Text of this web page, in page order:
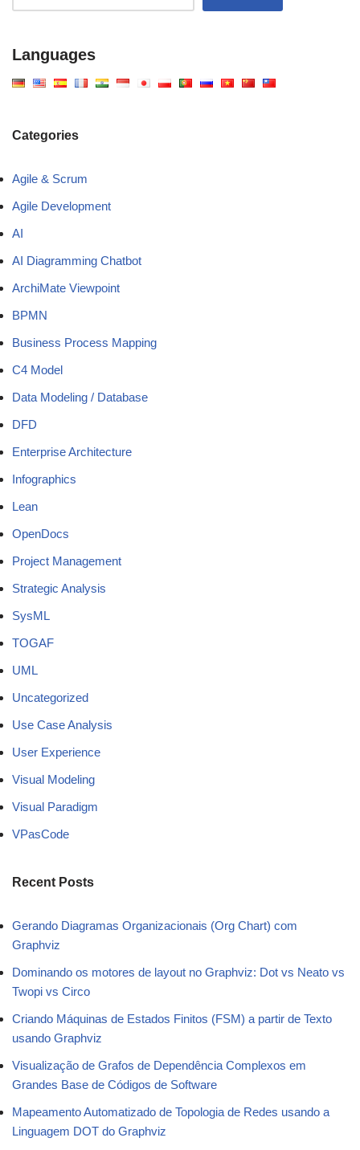
Languages
Categories
Agile & Scrum
Agile Development
AI
AI Diagramming Chatbot
ArchiMate Viewpoint
BPMN
Business Process Mapping
C4 Model
Data Modeling / Database
DFD
Enterprise Architecture
Infographics
Lean
OpenDocs
Project Management
Strategic Analysis
SysML
TOGAF
UML
Uncategorized
Use Case Analysis
User Experience
Visual Modeling
Visual Paradigm
VPasCode
Recent Posts
Gerando Diagramas Organizacionais (Org Chart) com
Graphviz
Dominando os motores de layout no Graphviz: Dot vs Neato vs
Twopi vs Circo
Criando Máquinas de Estados Finitos (FSM) a partir de Texto
usando Graphviz
Visualização de Grafos de Dependência Complexos em
Grandes Base de Códigos de Software
Mapeamento Automatizado de Topologia de Redes usando a
Linguagem DOT do Graphviz